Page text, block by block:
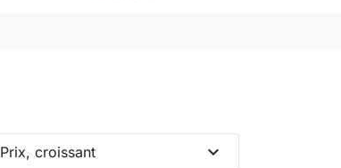
Prix, croissant expand_more